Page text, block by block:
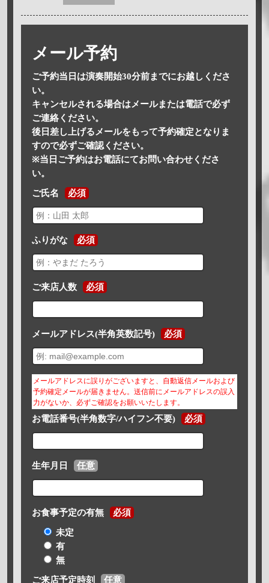
メール予約
ご予約当日は演奏開始30分前までにお越しくださ
い。
キャンセルされる場合はメールまたは電話で必ず
ご連絡ください。
後日差し上げるメールをもって予約確定となりま
すので必ずご確認ください。
※当日ご予約はお電話にてお問い合わせくださ
い。
ご氏名 必須
ふりがな 必須
ご来店人数 必須
メールアドレス(半角英数記号) 必須
メールアドレスに誤りがございますと、自動返信メールおよび
予約確定メールが届きません。送信前にメールアドレスの誤入
力がないか、必ずご確認をお願いいたします。
お電話番号(半角数字/ハイフン不要) 必須
生年月日 任意
お食事予定の有無 必須
未定
有
無
ご来店予定時刻 任意